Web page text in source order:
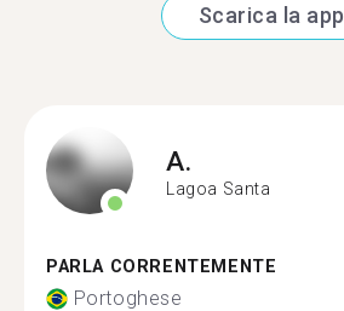
Scarica la app
A.
Lagoa Santa
PARLA CORRENTEMENTE
Portoghese